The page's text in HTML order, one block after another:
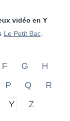
vidéo en Y
Le Petit Bac
F G
H
P Q
R
Y Z